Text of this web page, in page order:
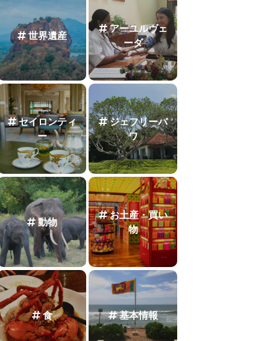
世界遺産
アーユルヴェ
ーダ
セイロンティ
ー
ジェフリーバ
ワ
動物
お土産・買い
物
食 基本情報